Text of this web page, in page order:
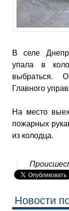
В селе
упала в
выбраться.
Главного
На место
пожарных
из колодца.
Новости